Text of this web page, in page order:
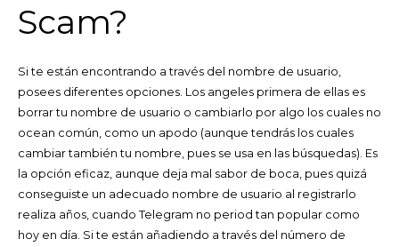
Scam?
Si te están encontrando a través del nombre de usuario,
posees diferentes opciones. Los angeles primera de ellas es
borrar tu nombre de usuario o cambiarlo por algo los cuales no
ocean común, como un apodo (aunque tendrás los cuales
cambiar también tu nombre, pues se usa en las búsquedas). Es
la opción eficaz, aunque deja mal sabor de boca, pues quizá
conseguiste un adecuado nombre de usuario al registrarlo
realiza años, cuando Telegram no period tan popular como
hoy en día. Si te están añadiendo a través del número de